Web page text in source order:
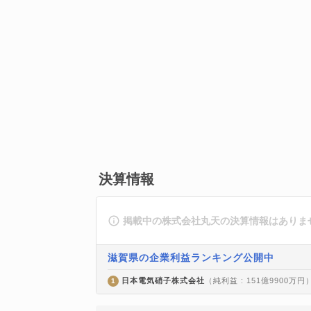
決算情報
掲載中の株式会社丸天の決算情報はありま
滋賀県の企業利益ランキング公開中
1 日本電気硝子株式会社 （純利益 : 151億9900万円）